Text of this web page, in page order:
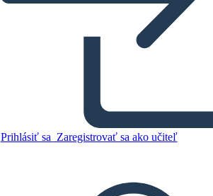
Prihlásiť sa Zaregistrovať sa ako učiteľ